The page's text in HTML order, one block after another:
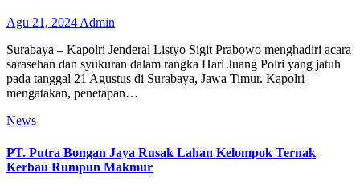
Agu 21, 2024 Admin
Surabaya – Kapolri Jenderal Listyo Sigit Prabowo menghadiri acara
sarasehan dan syukuran dalam rangka Hari Juang Polri yang jatuh
pada tanggal 21 Agustus di Surabaya, Jawa Timur. Kapolri
mengatakan, penetapan…
News
PT. Putra Bongan Jaya Rusak Lahan Kelompok Ternak
Kerbau Rumpun Makmur